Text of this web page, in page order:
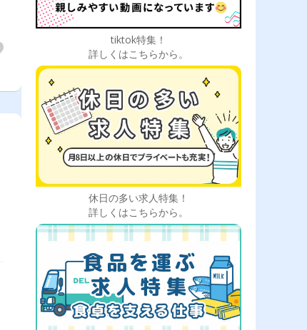
tiktok特集！
詳しくはこちらから。
休日の多い求人特集！
詳しくはこちらから。